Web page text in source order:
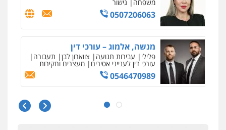
עו"ד עידית שינו-אמיתי
פלילי עורכי דין לענייני אסירים פשיעה
חמורה מעצרים וחקירות
0507587013
עו"ד נס בן נתן
0505555110